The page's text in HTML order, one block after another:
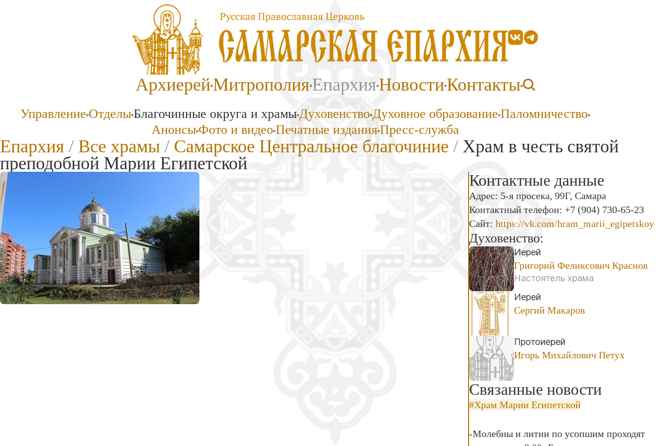
АрхиерейМитрополияЕпархияНовостиКонтакты
УправлениеОтделыБлагочинные округа и храмыДуховенствоДуховное образованиеПаломничество
АнонсыФото и видеоПечатные изданияПресс-служба
Епархия / Все храмы / Самарское Центральное благочиние / Храм в честь святой
преподобной Марии Египетской
Контактные данные
Адрес: 5-я просека, 99Г, Самара
Контактный телефон: +7 (904) 730-65-23
Сайт: https://vk.com/hram_marii_egipetskoy
Духовенство:
Иерей
Григорий Феликсович Краснов
Настоятель храма
Иерей
Сергий Макаров
Протоиерей
Игорь Михайлович Петух
Связанные новости
#Храм Марии Египетской
-Молебны и литии по усопшим проходят